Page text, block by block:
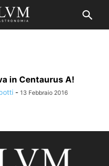
in Centaurus A!
- 13 Febbraio 2016